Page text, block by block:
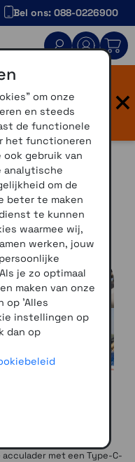
Bel ons: 088-0226900
heeft
vertrouwde
modern jasje.
×
>Optiline
C
acculader met een Type-C-
om onze
en steeds
de functionele
het functioneren
gebruik van
analytische
om de
beter te maken
te kunnen
waarmee wij,
werken, jouw
je zo optimaal
maken van onze
op 'Alles
instellingen op
dan op